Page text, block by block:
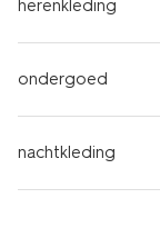
herenkleding
ondergoed
nachtkleding